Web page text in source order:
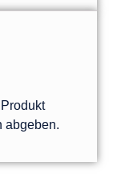
abgeben.